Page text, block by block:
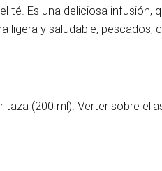
té. Es una deliciosa infusión,
y saludable, pescados,
(200 ml). Verter sobre